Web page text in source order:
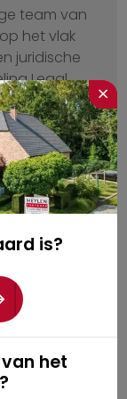
×
is?
het
team van
het vlak
juridische
Legal.
over
Limburg, en
Ben je
bieden